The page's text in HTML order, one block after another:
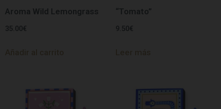
Aroma Wild Lemongrass
35.00€
“Tomato”
9.50€